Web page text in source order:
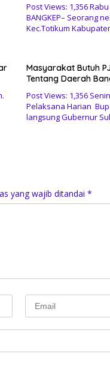
Post Views: 1,356
BANGKEP– Seorang
Kec.Totikum
Masyarakat Butuh
Tentang Daerah
Post Views: 1,356
Pelaksana Harian
langsung Gubernur
yang wajib ditandai *